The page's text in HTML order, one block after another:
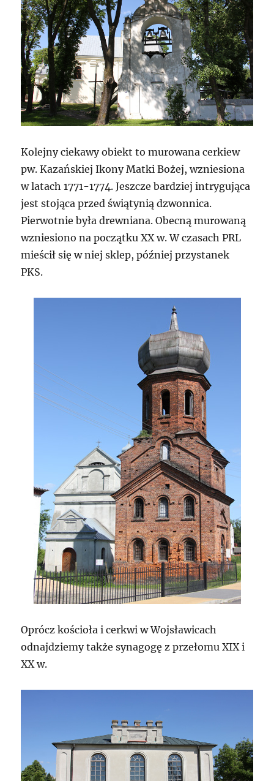
Kolejny ciekawy obiekt to murowana cerkiew
pw. Kazańskiej Ikony Matki Bożej, wzniesiona
w latach 1771-1774. Jeszcze bardziej intrygująca
jest stojąca przed świątynią dzwonnica.
Pierwotnie była drewniana. Obecną murowaną
wzniesiono na początku XX w. W czasach PRL
mieścił się w niej sklep, później przystanek
PKS.
Oprócz kościoła i cerkwi w Wojsławicach
odnajdziemy także synagogę z przełomu XIX i
XX w.